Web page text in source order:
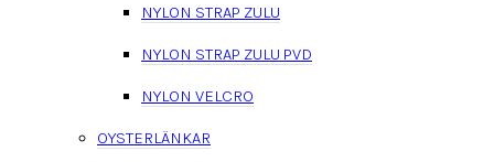
NYLON STRAP ZULU
NYLON STRAP ZULU PVD
NYLON VELCRO
OYSTERLÄNKAR